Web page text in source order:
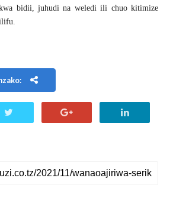
bidii, juhudi na weledi ili chuo kitimize